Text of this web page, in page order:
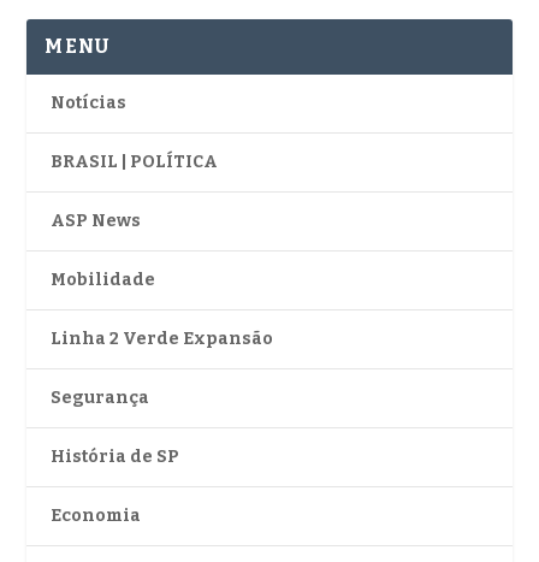
MENU
Notícias
BRASIL | POLÍTICA
ASP News
Mobilidade
Linha 2 Verde Expansão
Segurança
História de SP
Economia